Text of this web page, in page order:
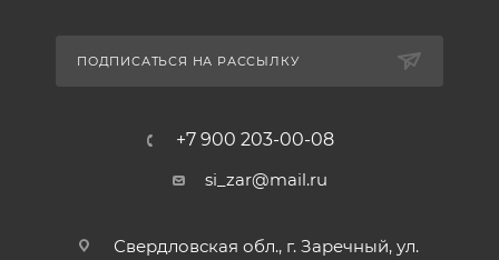
ПОДПИСАТЬСЯ НА РАССЫЛКУ
+7 900 203-00-08
si_zar@mail.ru
Свердловская обл., г. Заречный, ул.